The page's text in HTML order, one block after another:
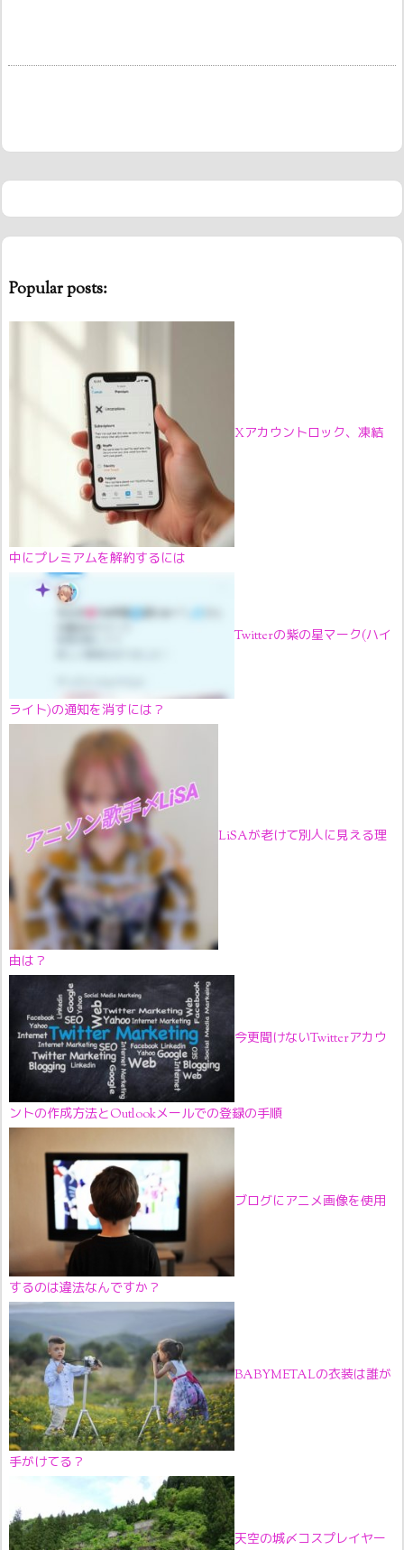
Popular posts:
Xアカウントロック、凍結
中にプレミアムを解約するには
Twitterの紫の星マーク(ハイ
ライト)の通知を消すには？
LiSAが老けて別人に見える理
由は？
今更聞けないTwitterアカウ
ントの作成方法とOutlookメールでの登録の手順
ブログにアニメ画像を使用
するのは違法なんですか？
BABYMETALの衣装は誰が
手がけてる？
天空の城〆コスプレイヤー